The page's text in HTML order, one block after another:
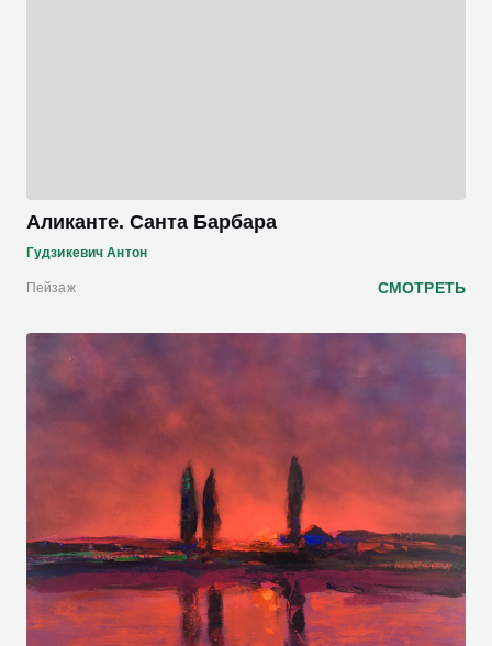
Аликанте. Санта Барбара
Гудзикевич Антон
Пейзаж СМОТРЕТЬ